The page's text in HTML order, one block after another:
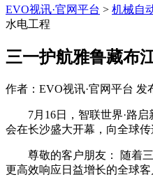
EVO视讯·官网平台 > 机械自
水电工程
三一护航雅鲁藏布
作者：EVO视讯·官网平台 发
7月16日，智联世界·路启
会在长沙盛大开幕，向全球传
尊敬的客户朋友： 随着三
更高效响应日益增长的全球